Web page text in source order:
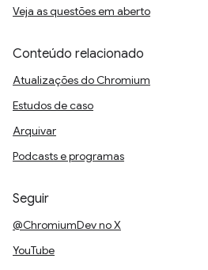
Veja as questões em aberto
Conteúdo relacionado
Atualizações do Chromium
Estudos de caso
Arquivar
Podcasts e programas
Seguir
@ChromiumDev no X
YouTube